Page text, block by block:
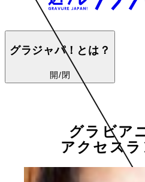
グラジャパ！とは？
開/閉
グラビア
アクセス